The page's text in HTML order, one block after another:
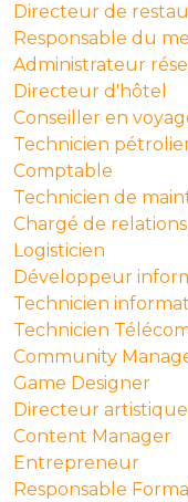
Directeur de
Responsable du
Administrateur
Directeur d'hôtel
Conseiller en
Technicien
Comptable
Technicien de
Chargé de
Logisticien
Développeur
Technicien
Technicien
Community
Game Designer
Directeur artistique
Content Manager
Entrepreneur
Responsable